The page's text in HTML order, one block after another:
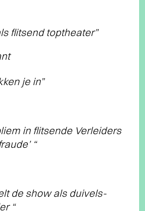
flitsend toptheater”
je in”
in flitsende Verleiders
“
de show als duivels-
“